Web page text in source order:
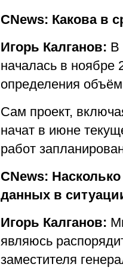
CNews: Какова в
Игорь Калганов: В
началась в ноябре
определения
Сам проект,
начат в июне
работ
CNews:
данных в
Игорь Калганов:
являюсь
заместителя